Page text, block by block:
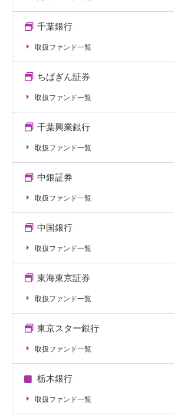
千葉銀行
取扱ファンド一覧
ちばぎん証券
取扱ファンド一覧
千葉興業銀行
取扱ファンド一覧
中銀証券
取扱ファンド一覧
中国銀行
取扱ファンド一覧
東海東京証券
取扱ファンド一覧
東京スター銀行
取扱ファンド一覧
栃木銀行
取扱ファンド一覧